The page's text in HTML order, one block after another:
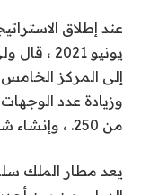
عند إطلاق
يونيو
إلى المركز
وزيادة عدد الوجهات
من 250. ، وإنشاء شركة طيران وطنية جديدة.
يعد مطار الملك